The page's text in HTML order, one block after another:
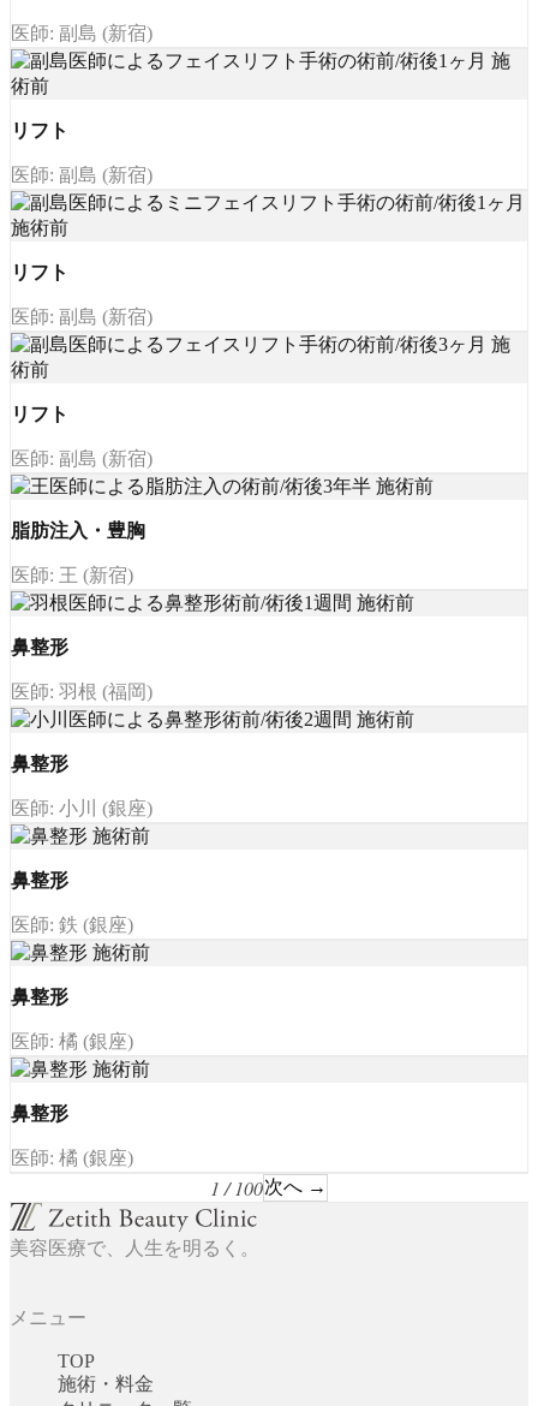
医師: 副島 (新宿)
リフト
医師: 副島 (新宿)
リフト
医師: 副島 (新宿)
リフト
医師: 副島 (新宿)
脂肪注入・豊胸
医師: 王 (新宿)
鼻整形
医師: 羽根 (福岡)
鼻整形
医師: 小川 (銀座)
鼻整形
医師: 鉄 (銀座)
鼻整形
医師: 橘 (銀座)
鼻整形
医師: 橘 (銀座)
1 / 100次へ →
美容医療で、人生を明るく。
メニュー
TOP
施術・料金